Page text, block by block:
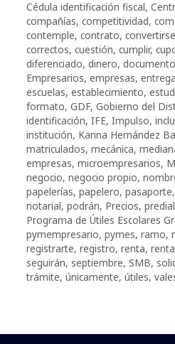
Cédula identificación fiscal,
compañías, competitividad,
contemple, contrato, convertirse
correctos, cuestión, cumplir,
diferenciado, dinero,
Empresarios, empresas,
escuelas, establecimiento,
formato, GDF, Gobierno del
identificación, IFE, Impulso,
institución, Karina Hernández
matriculados, mecánica,
empresas, microempresarios,
negocio, negocio propio,
papelerías, papelero, pasaporte,
notarial, podrán, Precios, predial
Programa de Útiles Escolares
pymempresario, pymes, ramo,
registrarte, registro, renta,
seguirán, septiembre, SMB,
trámite, únicamente, útiles,